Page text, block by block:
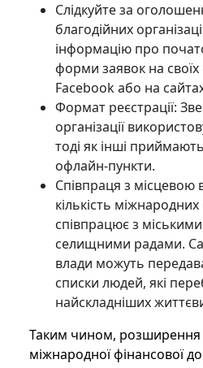
Слідкуйте за
благодійних
інформацію про
форми заявок на своїх
Facebook або на
Формат реєстрації:
організації
тоді як інші
офлайн-пункти.
Співпраця з місцевою
кількість міжнародних
співпрацює з
селищними радами.
влади можуть
списки людей, які
найскладніших
Таким чином, розширення
міжнародної фінансової